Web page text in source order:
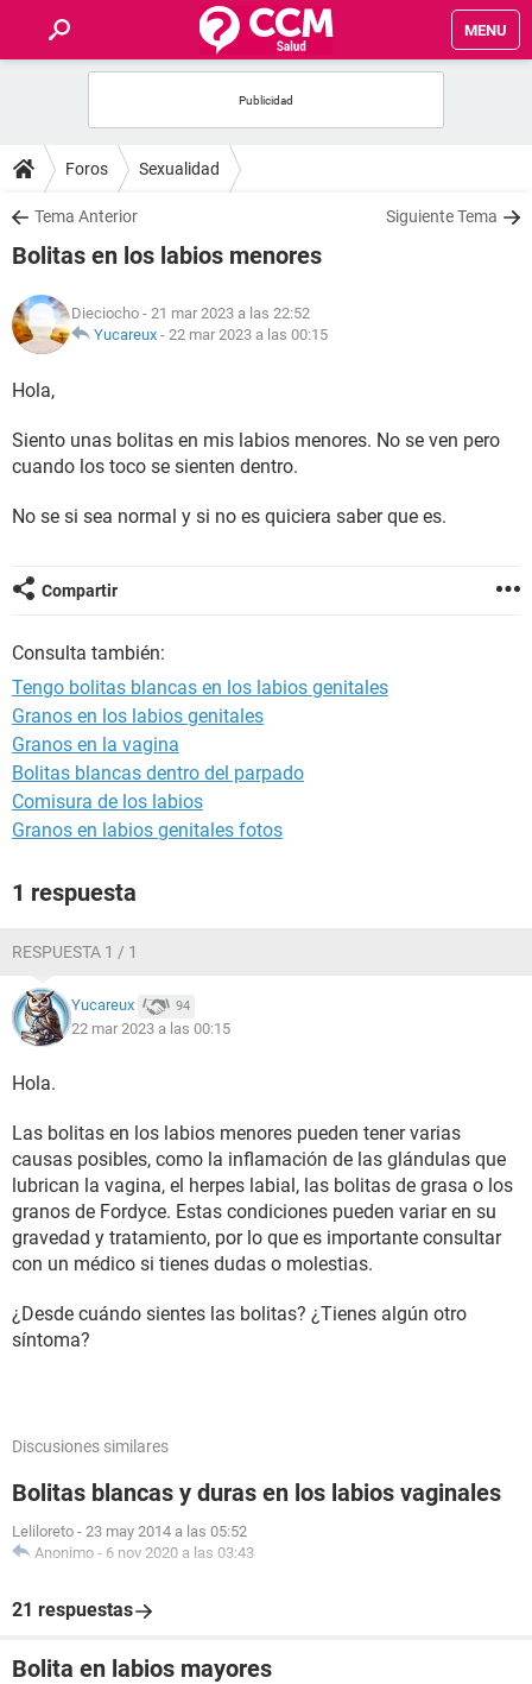
MENU
FOROS
SALUD
NUTRICIÓN
BIENESTAR
SEXUALIDAD
GLOSARIO
Foros Sexualidad
Tema Anterior Siguiente Tema
Bolitas en los labios menores
Dieciocho - 21 mar 2023 a las 22:52
Yucareux - 22 mar 2023 a las 00:15
Hola,
Siento unas bolitas en mis labios menores. No se ven pero
cuando los toco se sienten dentro.
No se si sea normal y si no es quiciera saber que es.
Compartir
Consulta también:
Tengo bolitas blancas en los labios genitales
Granos en los labios genitales
Granos en la vagina
Bolitas blancas dentro del parpado
Comisura de los labios
Granos en labios genitales fotos
1 respuesta
RESPUESTA 1 / 1
Yucareux 94
22 mar 2023 a las 00:15
Hola.
Las bolitas en los labios menores pueden tener varias
causas posibles, como la inflamación de las glándulas que
lubrican la vagina, el herpes labial, las bolitas de grasa o los
granos de Fordyce. Estas condiciones pueden variar en su
gravedad y tratamiento, por lo que es importante consultar
con un médico si tienes dudas o molestias.
¿Desde cuándo sientes las bolitas? ¿Tienes algún otro
síntoma?
Discusiones similares
Bolitas blancas y duras en los labios vaginales
Leliloreto - 23 may 2014 a las 05:52
Anonimo - 6 nov 2020 a las 03:43
21 respuestas
Bolita en labios mayores